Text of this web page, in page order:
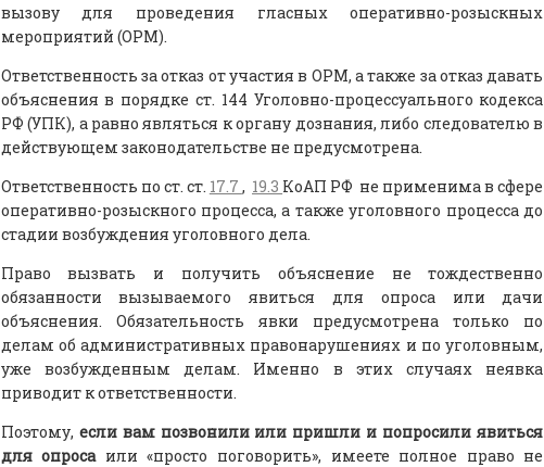
вызову для проведения гласных оперативно-розыскных
мероприятий (ОРМ).
Ответственность за отказ от участия в ОРМ, а также за отказ давать
объяснения в порядке ст. 144 Уголовно-процессуального кодекса
РФ (УПК), а равно являться к органу дознания, либо следователю в
действующем законодательстве не предусмотрена.
Ответственность по ст. ст. 17.7 , 19.3 КoАП РФ не применима в сфере
оперативно-розыскного процесса, а также уголовного процесса до
стадии возбуждения уголовного дела.
Право вызвать и получить объяснение не тождественно
обязанности вызываемого явиться для опроса или дачи
объяснения. Обязательность явки предусмотрена только по
делам об административных правонарушениях и по уголовным,
уже возбужденным делам. Именно в этих случаях неявка
приводит к ответственности.
Поэтому, если вам позвонили или пришли и попросили явиться
для опросаили «просто поговорить», имеете полное право не